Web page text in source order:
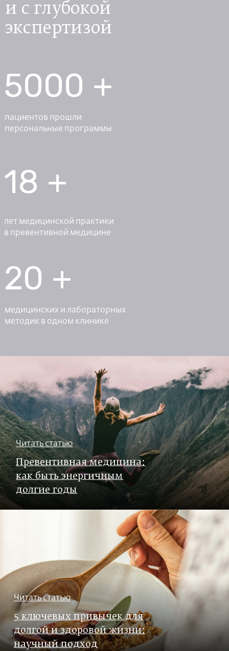
и с глубокой
экспертизой
5000 +
пациентов прошли
персональные программы
18 +
лет медицинской практики
в превентивной медицине
20 +
медицинских и лабораторных
методик в одном клинике
Превентивная медицина:
как быть энергичным
долгие годы
Читать статью
5 ключевых привычек для
долгой и здоровой жизни:
научный подход
Читать статью